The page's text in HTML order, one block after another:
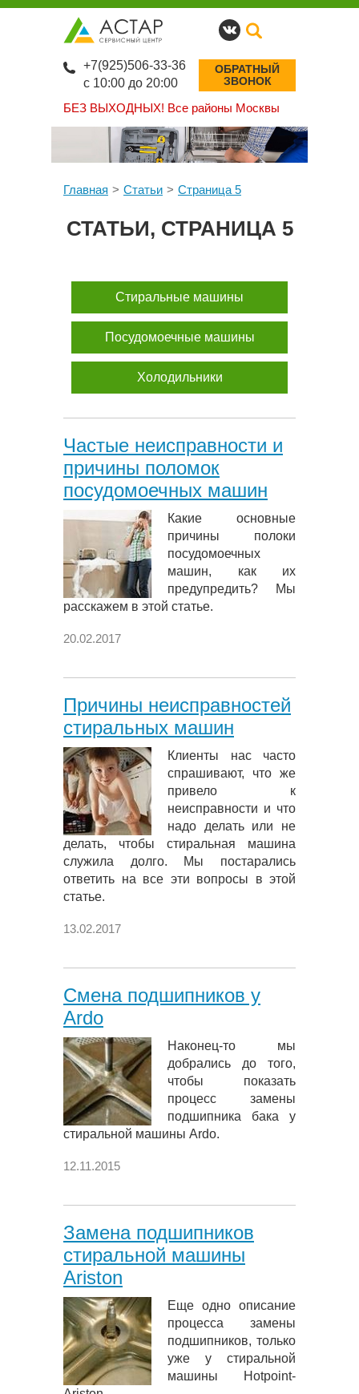
БЕЗ ВЫХОДНЫХ! Все районы Москвы
+7(925)506-33-36
с 10:00 до 20:00
ОБРАТНЫЙ
ЗВОНОК
Главная Статьи Страница 5
СТАТЬИ, СТРАНИЦА 5
Стиральные машины
Посудомоечные машины
Холодильники
Частые неисправности и
причины поломок
посудомоечных машин
Какие основные
причины полоки
посудомоечных
машин, как их
предупредить? Мы
расскажем в этой статье.
20.02.2017
Причины неисправностей
стиральных машин
Клиенты нас часто
спрашивают, что же
привело к
неисправности и что
надо делать или не
делать, чтобы стиральная машина
служила долго. Мы постарались
ответить на все эти вопросы в этой
статье.
13.02.2017
Смена подшипников у
Ardo
Наконец-то мы
добрались до того,
чтобы показать
процесс замены
подшипника бака у
стиральной машины Ardo.
12.11.2015
Замена подшипников
стиральной машины
Ariston
Еще одно описание
процесса замены
подшипников, только
уже у стиральной
машины Hotpoint-